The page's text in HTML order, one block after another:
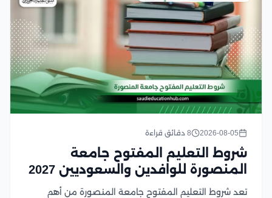
2026-08-05 8 دقائق قراءة
شروط التعليم المفتوح جامعة
المنصورة للوافدين والسعوديين 2027
تعد شروط التعليم المفتوح جامعة المنصورة من أهم